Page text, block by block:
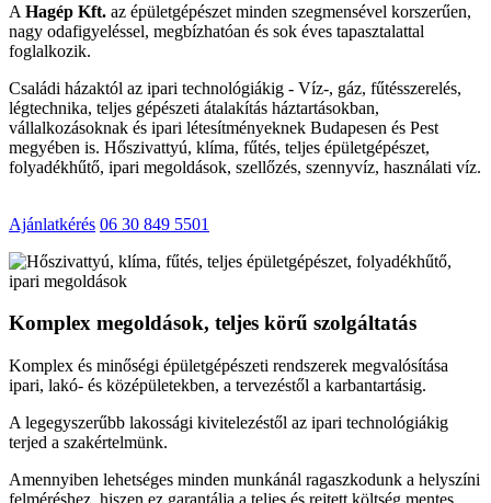
A Hagép Kft. az épületgépészet minden szegmensével korszerűen,
nagy odafigyeléssel, megbízhatóan és sok éves tapasztalattal
foglalkozik.
Családi házaktól az ipari technológiákig - Víz-, gáz, fűtésszerelés,
légtechnika, teljes gépészeti átalakítás háztartásokban,
vállalkozásoknak és ipari létesítményeknek Budapesen és Pest
megyében is. Hőszivattyú, klíma, fűtés, teljes épületgépészet,
folyadékhűtő, ipari megoldások, szellőzés, szennyvíz, használati víz.
Ajánlatkérés 06 30 849 5501
Komplex megoldások, teljes körű szolgáltatás
Komplex és minőségi épületgépészeti rendszerek megvalósítása
ipari, lakó- és középületekben, a tervezéstől a karbantartásig.
A legegyszerűbb lakossági kivitelezéstől az ipari technológiákig
terjed a szakértelmünk.
Amennyiben lehetséges minden munkánál ragaszkodunk a helyszíni